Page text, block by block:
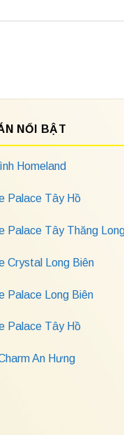
NỔI BẬT
Homeland
Palace Tây Hồ
Palace Tây Thăng
Crystal Long Biên
Palace Long Biên
Palace Tây Hồ
An Hưng